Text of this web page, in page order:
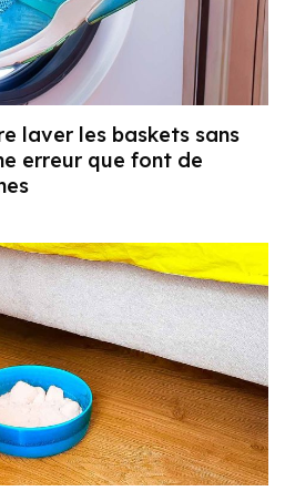
laver les baskets sans
erreur que font de